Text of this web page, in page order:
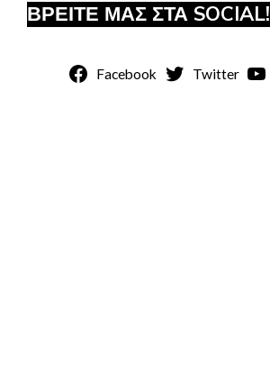
ΒΡΕΙΤΕ ΜΑΣ ΣΤΑ SOCIAL!
Facebook Twitter